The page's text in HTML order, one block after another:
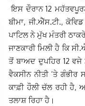
ਇਸ ਦੌਰਾਨ 12
ਬੀਮਾ, ਜੀ.ਐੱਸ.ਟੀ.,
ਪਾਟਿਲ ਨੇ ਮੁੱਖ ਮੰਤਰੀ
ਜਾਣਕਾਰੀ ਮਿਲੀ ਹੈ ਕਿ
ਤੋਂ ਬਾਅਦ ਦੁਪਹਿਰ 12
ਵੈਕਸੀਨ ਨੀਤੀ ‘ਤੇ
ਕਾਫ਼ੀ ਹੌਲੀ ਚੱਲ ਰਹੀ ਹੈ,
ਤਲਾਸ਼ ਰਿਹਾ ਹੈ।